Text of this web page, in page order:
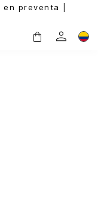
preventa |